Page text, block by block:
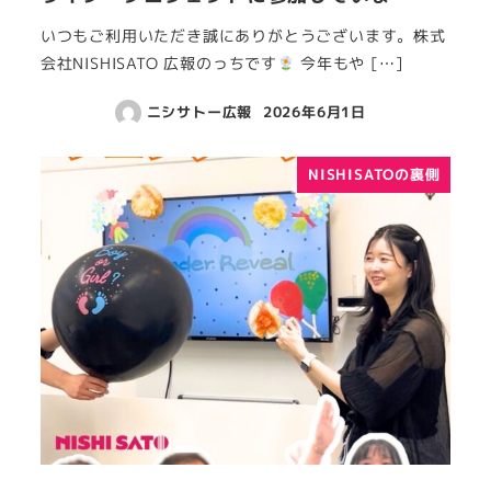
いつもご利用いただき誠にありがとうございます。株式
会社NISHISATO 広報のっちです
今年もや […]
ニシサトー広報 2026年6月1日
NISHISATOの裏側